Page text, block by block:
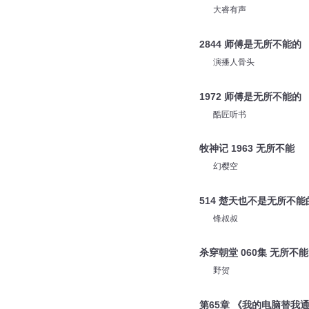
大睿有声
2844 师傅是无所不能的
演播人骨头
1972 师傅是无所不能的
酷匠听书
牧神记 1963 无所不能
幻樱空
514 楚天也不是无所不能
锋叔叔
杀穿朝堂 060集 无所不能
野贺
第65章 《我的电脑替我